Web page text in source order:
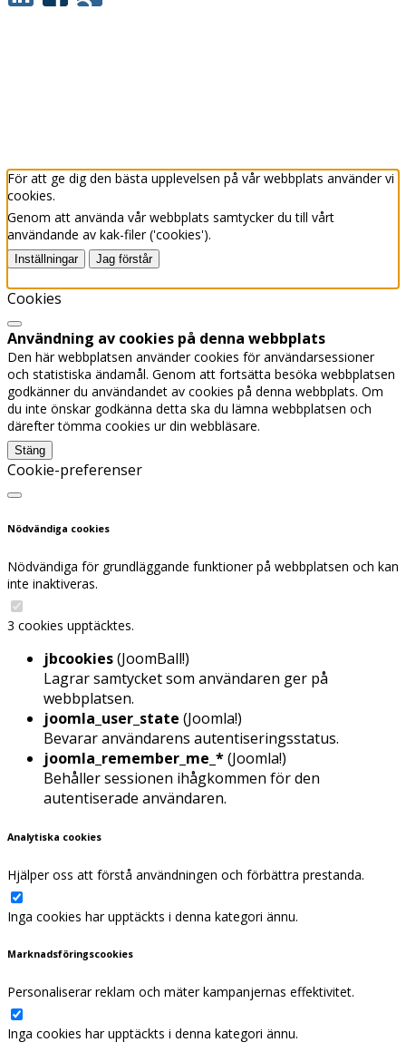
För att ge dig den bästa upplevelsen på vår webbplats använder vi
cookies.
Genom att använda vår webbplats samtycker du till vårt
användande av kak-filer ('cookies').
Inställningar Jag förstår
Cookies
Användning av cookies på denna webbplats
Den här webbplatsen använder cookies för användarsessioner
och statistiska ändamål. Genom att fortsätta besöka webbplatsen
godkänner du användandet av cookies på denna webbplats. Om
du inte önskar godkänna detta ska du lämna webbplatsen och
därefter tömma cookies ur din webbläsare.
Stäng
Cookie-preferenser
Nödvändiga cookies
Nödvändiga för grundläggande funktioner på webbplatsen och kan
inte inaktiveras.
3 cookies upptäcktes.
jbcookies(JoomBall!)
Lagrar samtycket som användaren ger på
webbplatsen.
joomla_user_state (Joomla!)
Bevarar användarens autentiseringsstatus.
joomla_remember_me_*(Joomla!)
Behåller sessionen ihågkommen för den
autentiserade användaren.
Analytiska cookies
Hjälper oss att förstå användningen och förbättra prestanda.
Inga cookies har upptäckts i denna kategori ännu.
Marknadsföringscookies
Personaliserar reklam och mäter kampanjernas effektivitet.
Inga cookies har upptäckts i denna kategori ännu.